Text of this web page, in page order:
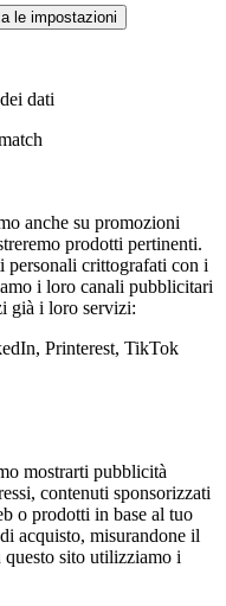
le impostazioni
dati
anche su promozioni
prodotti pertinenti.
crittografati con i
i loro canali pubblicitari
già i loro servizi:
Printerest, TikTok
mostrarti pubblicità
contenuti sponsorizzati
o prodotti in base al tuo
acquisto, misurandone il
questo sito utilizziamo i